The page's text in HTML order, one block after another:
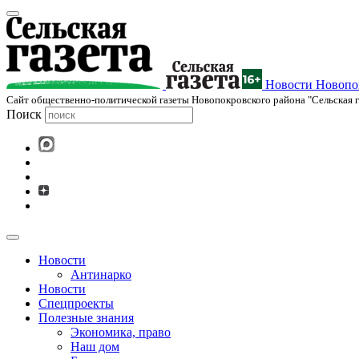
Новости
Cайт общественно-политической газеты Новопокровского района "Сельская
Поиск
Новости
Антинарко
Новости
Спецпроекты
Полезные знания
Экономика, право
Наш дом